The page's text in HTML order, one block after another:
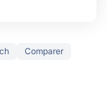
Comparer
5